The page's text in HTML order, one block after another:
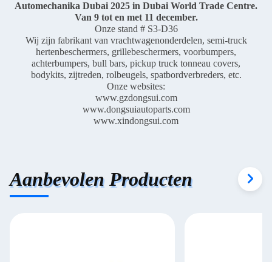
Automechanika Dubai 2025 in Dubai World Trade Centre.
Van 9 tot en met 11 december.
Onze stand # S3-D36
Wij zijn fabrikant van vrachtwagenonderdelen, semi-truck
hertenbeschermers, grillebeschermers, voorbumpers,
achterbumpers, bull bars, pickup truck tonneau covers,
bodykits, zijtreden, rolbeugels, spatbordverbreders, etc.
Onze websites:
www.gzdongsui.com
www.dongsuiautoparts.com
www.xindongsui.com
Aanbevolen Producten